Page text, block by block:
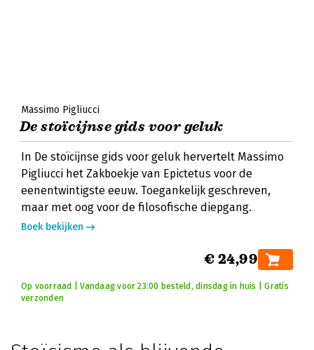
Massimo Pigliucci
De stoïcijnse gids voor geluk
In De stoïcijnse gids voor geluk hervertelt Massimo
Pigliucci het Zakboekje van Epictetus voor de
eenentwintigste eeuw. Toegankelijk geschreven,
maar met oog voor de filosofische diepgang.
Boek bekijken
€ 24,99
Op voorraad | Vandaag voor 23:00 besteld, dinsdag in huis | Gratis
verzonden